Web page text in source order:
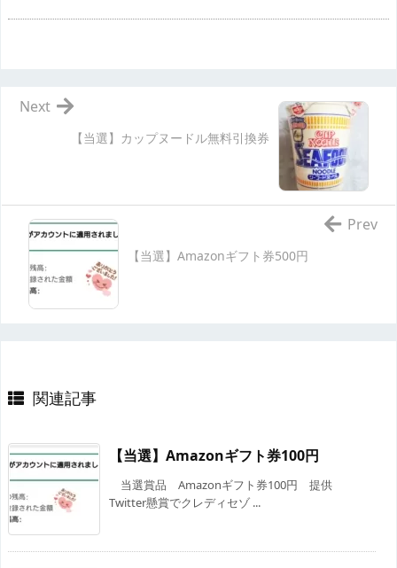
【当選】カップヌードル無料引換券
Next
【当選】Amazonギフト券500円
Prev
関連記事
【当選】Amazonギフト券100円
当選賞品 Amazonギフト券100円 提供
Twitter懸賞でクレディセゾ ...